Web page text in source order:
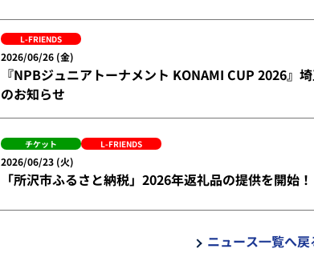
L-FRIENDS
2026/06/26 (金)
『NPBジュニアトーナメント KONAMI CUP 2026』
のお知らせ
チケット L-FRIENDS
2026/06/23 (火)
「所沢市ふるさと納税」2026年返礼品の提供を開始！
ニュース一覧へ戻